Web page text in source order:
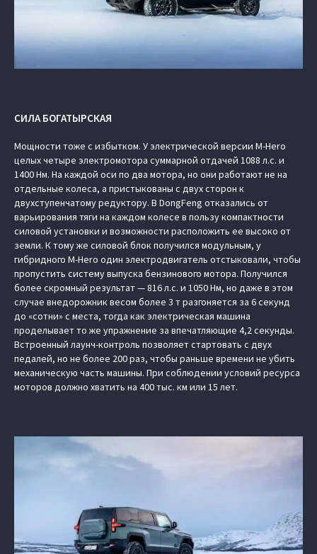
СИЛА БОГАТЫРСКАЯ
Мощности тоже с избытком. У электрической версии M-Hero
целых четыре электромотора суммарной отдачей 1088 л.с. и
1400 Нм. На каждой оси по два мотора, но они работают не на
отдельные колеса, а пристыкованы с двух сторон к
двухступенчатому редуктору. В DongFeng отказались от
варьирования тяги на каждом колесе в пользу компактности
силовой установки и возможности расположить ее высоко от
земли. К тому же силовой блок получился модульным, у
гибридного M-Hero один электродвигатель отстыковали, чтобы
пропустить систему выпуска бензинового мотора. Получился
более скромный результат — 816 л.с. и 1050 Нм, но даже в этом
случае внедорожник весом более 3 т разгоняется за 6 секунд
до «сотни» с места, тогда как электрическая машина
проделывает то же упражнение за впечатляющие 4,2 секунды.
Встроенный лаунч-контроль позволяет стартовать с двух
педалей, но не более 200 раз, чтобы раньше времени не убить
механическую часть машины. При соблюдении условий ресурса
моторов должно хватить на 400 тыс. км или 15 лет.